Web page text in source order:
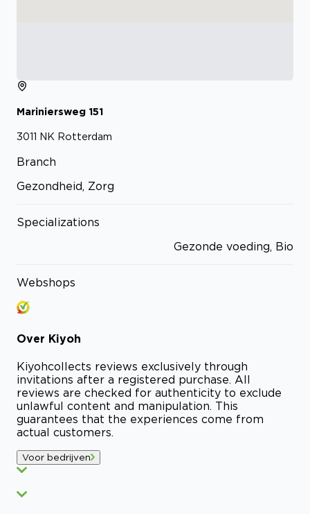
Mariniersweg 151
3011 NK Rotterdam
Branch
Gezondheid, Zorg
Specializations
Gezonde voeding, Bio
Webshops
Over Kiyoh
Kiyohcollects reviews exclusively through
invitations after a registered purchase. All
reviews are checked for authenticity to exclude
unlawful content and manipulation. This
guarantees that the experiences come from
actual customers.
Voor bedrijven